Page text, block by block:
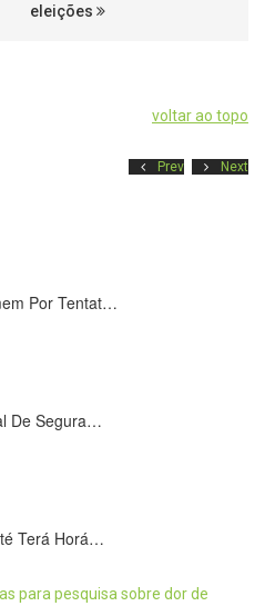
eleições
voltar ao topo
Prev Next
Por Tentat…
De Segura…
Terá Horá…